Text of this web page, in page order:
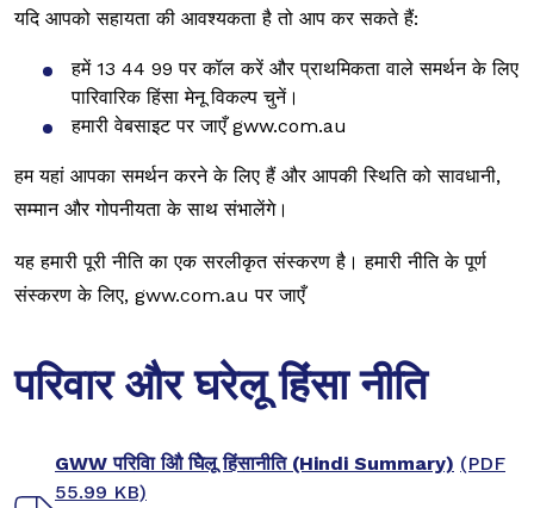
यदि आपको सहायता की आवश्यकता है तो आप कर सकते हैं:
हमें 13 44 99 पर कॉल करें और प्राथमिकता वाले समर्थन के लिए
पारिवारिक हिंसा मेनू विकल्प चुनें।
हमारी वेबसाइट पर जाएँ gww.com.au
हम यहां आपका समर्थन करने के लिए हैं और आपकी स्थिति को सावधानी,
सम्मान और गोपनीयता के साथ संभालेंगे।
यह हमारी पूरी नीति का एक सरलीकृत संस्करण है। हमारी नीति के पूर्ण
संस्करण के लिए, gww.com.au पर जाएँ
परिवार और घरेलू हिंसा नीति
GWW परिवाि औि घिेलू हिंसानीति (Hindi Summary) (PDF
55.99 KB)